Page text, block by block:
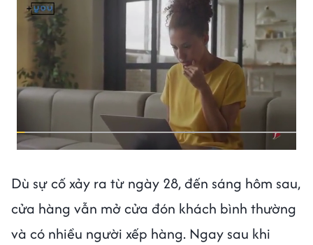
Dù sự cố xảy ra từ ngày 28, đến sáng hôm sau,
cửa hàng vẫn mở cửa đón khách bình thường
và có nhiều người xếp hàng. Ngay sau khi